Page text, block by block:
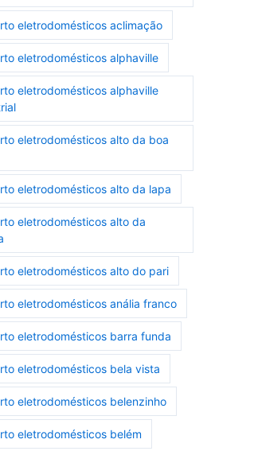
eletrodomésticos aclimação
eletrodomésticos alphaville
eletrodomésticos alphaville
eletrodomésticos alto da boa
eletrodomésticos alto da lapa
eletrodomésticos alto da
eletrodomésticos alto do pari
eletrodomésticos anália franco
eletrodomésticos barra funda
eletrodomésticos bela vista
eletrodomésticos belenzinho
eletrodomésticos belém